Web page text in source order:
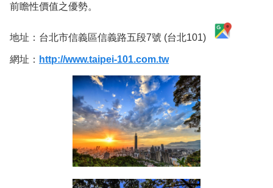
前瞻性價值之優勢。
地址：台北市信義區信義路五段7號 (台北101)
網址： http://www.taipei-101.com.tw